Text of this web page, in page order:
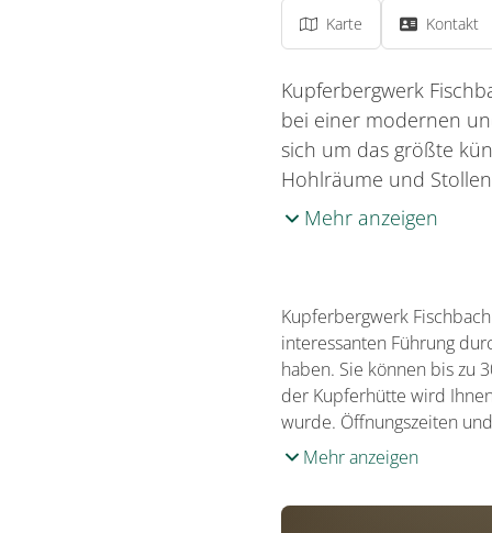
Karte Kontakt
Kupferbergwerk
bei einer modernen
sich um das größte
Hohlräume und
Mehr anzeigen
Kupferbergwerk
interessanten Führung
haben. Sie können bis zu
der Kupferhütte wird
wurde. Öffnungszeiten
Mehr anzeigen